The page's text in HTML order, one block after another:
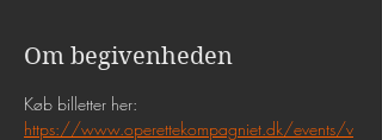
Om begivenheden
Køb billetter her:
https://www.operettekompagniet.dk/events/v